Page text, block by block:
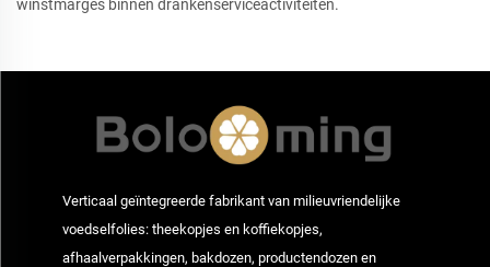
winstmarges binnen drankenserviceactiviteiten.
Verticaal geïntegreerde fabrikant van milieuvriendelijke
voedselfolies: theekopjes en koffiekopjes,
afhaalverpakkingen, bakdozen, productendozen en